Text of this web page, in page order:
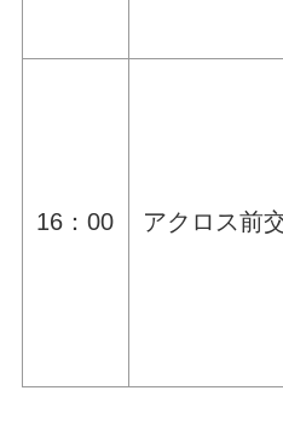
16：00 アクロス前